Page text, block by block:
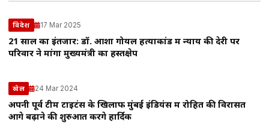
विदेश 17 Mar 2025
21 साल का इंतजार: डॉ. आशा गोयल हत्याकांड में न्याय की देरी पर
परिवार ने मांगा मुख्यमंत्री का हस्तक्षेप
खेल 24 Mar 2024
अपनी पूर्व टीम टाइटंस के खिलाफ मुंबई इंडियंस में रोहित की विरासत
आगे बढ़ाने की शुरुआत करेंगे हार्दिक